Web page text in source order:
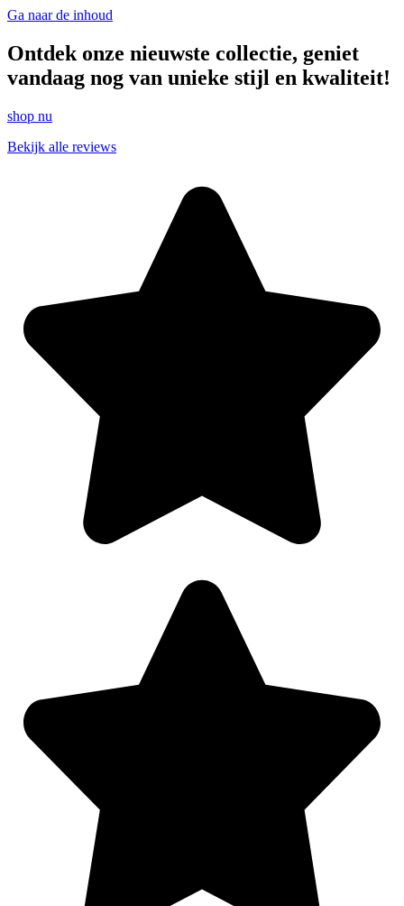
Ga naar de inhoud
Ontdek onze nieuwste collectie, geniet
vandaag nog van unieke stijl en kwaliteit!
shop nu
Bekijk alle reviews